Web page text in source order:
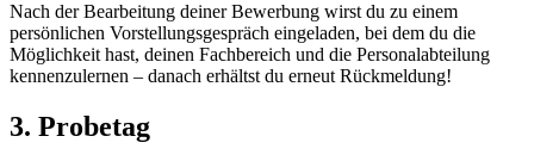
Nach der Bearbeitung deiner Bewerbung wirst du zu einem
persönlichen Vorstellungsgespräch eingeladen, bei dem du die
Möglichkeit hast, deinen Fachbereich und die Personalabteilung
kennenzulernen – danach erhältst du erneut Rückmeldung!
3. Probetag